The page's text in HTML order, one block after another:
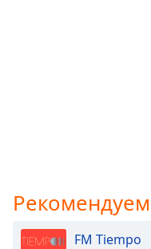
FM Tiempo